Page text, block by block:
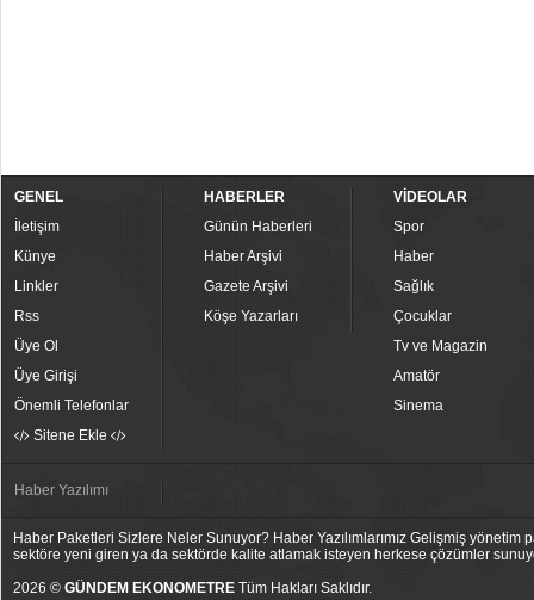
GENEL
İletişim
Künye
Linkler
Rss
Üye Ol
Üye Girişi
Önemli Telefonlar
Sitene Ekle
HABERLER
Günün Haberleri
Haber Arşivi
Gazete Arşivi
Köşe Yazarları
VİDEOLAR
Spor
Haber
Sağlık
Çocuklar
Tv ve Magazin
Amatör
Sinema
Haber Yazılımı
Haber Paketleri Sizlere Neler Sunuyor? Haber Yazılımlarımız Gelişmiş
sektöre yeni giren ya da sektörde kalite atlamak isteyen herkese çözümler
2026 © GÜNDEM EKONOMETRE Tüm Hakları Saklıdır.